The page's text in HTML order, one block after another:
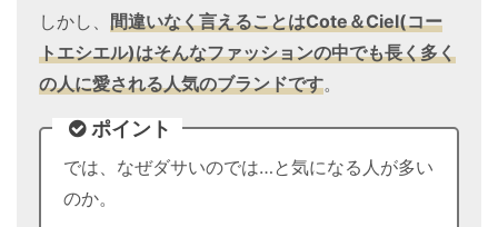
しかし、 間違いなく言えることはCote＆Ciel(コー
トエシエル)はそんなファッションの中でも長く多く
の人に愛される人気のブランドです。
ポイント
では、なぜダサいのでは…と気になる人が多い
のか。